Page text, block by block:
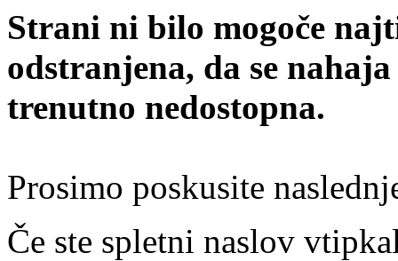
Strani ni bilo mogoče
odstranjena, da se
trenutno nedostopna.
Prosimo poskusite
Če ste spletni naslov